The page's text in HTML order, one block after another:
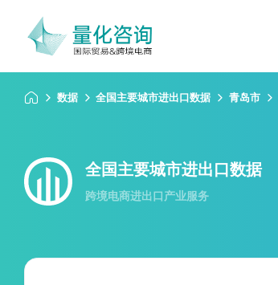
数据 全国主要城市进出口数据 青岛市
全国主要城市进出口数据
跨境电商进出口产业服务